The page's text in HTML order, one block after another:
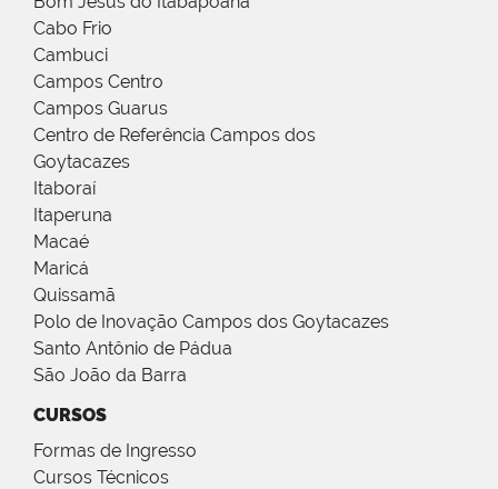
Cabo Frio
Cambuci
Campos Centro
Campos Guarus
Centro de Referência Campos dos
Goytacazes
Itaboraí
Itaperuna
Macaé
Maricá
Quissamã
Polo de Inovação Campos dos Goytacazes
Santo Antônio de Pádua
São João da Barra
CURSOS
Formas de Ingresso
Cursos Técnicos